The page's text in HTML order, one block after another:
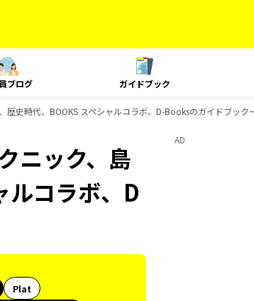
ブログ ガイドブック
史時代、BOOKS スペシャルコラボ、D-Booksのガイドブック
ニック、島
ルコラボ、D
Plat
AD